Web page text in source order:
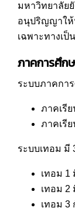
มหาวิทยาลัย
อนุปริญญาให้
เฉพาะทางเ
ภาคการศึก
ระบบภาคกา
ภาคเรี
ภาคเรี
ระบบเทอม มี
เทอม
เทอม 2
เทอม 3